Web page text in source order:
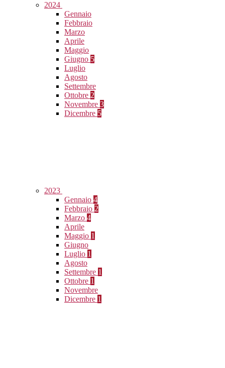
2024
Gennaio
Febbraio
Marzo
Aprile
Maggio
Giugno 5
Luglio
Agosto
Settembre
Ottobre 2
Novembre 3
Dicembre 5
2023
Gennaio 4
Febbraio 2
Marzo 4
Aprile
Maggio 1
Giugno
Luglio 1
Agosto
Settembre 1
Ottobre 1
Novembre
Dicembre 1